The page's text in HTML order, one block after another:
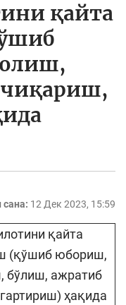
қайта
сана: 12 Дек 2023, 15:59
қайта
(қўшиб юбориш,
бўлиш, ажратиб
ҳақида